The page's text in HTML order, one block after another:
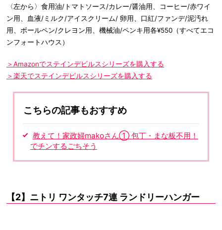
〈左から〉食用油/トマトソース/カレー/醤油用、コーヒー/赤ワイ
ン用、血液/ミルク/アイスクリーム/ 卵用、口紅/ファンデ/泥汚れ
用、ボールペン/クレヨン用、機械油/ペンキ用各¥550（すべてエコ
ンフォートハウス）
＞Amazonでステインデビルスシリーズを購入する
＞楽天でステインデビルスシリーズを購入する
こちらの記事もおすすめ
教えて！家政婦makoさん① 包丁・まな板不用！
でチンするごちそう
【2】ニトリ ワンタッチ7連 ランドリーハンガー